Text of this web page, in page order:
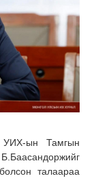
УИХ-ын Тамгын
талаараа